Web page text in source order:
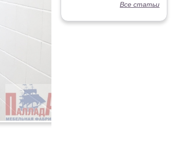
Все статьи